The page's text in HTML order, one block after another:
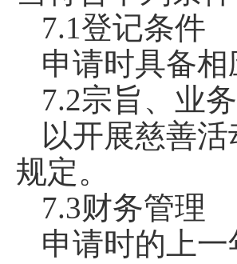
7.1登记条件
申请时具备
7.2宗旨、业
以开展慈善
规定。
7.3财务管理
申请时的上